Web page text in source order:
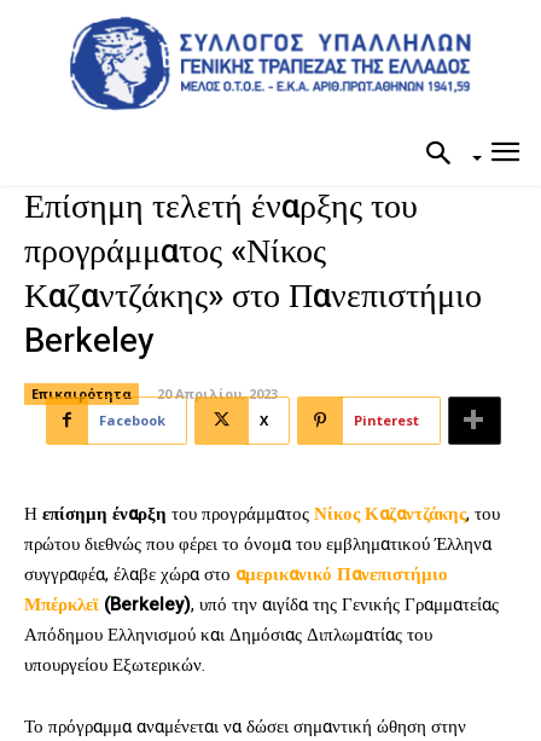
Επίσημη τελετή έναρξης του
προγράμματος «Νίκος
Καζαντζάκης» στο Πανεπιστήμιο
Berkeley
Επικαιρότητα
20 Απριλίου, 2023
Facebook
X Pinterest
Ηεπίσημη έναρξη του προγράμματοςΝίκος Καζαντζάκης, του
πρώτου διεθνώς που φέρει το όνομα του εμβληματικού Έλληνα
συγγραφέα, έλαβε χώρα στο αμερικανικό Πανεπιστήμιο
Μπέρκλεϊ (Berkeley), υπό την αιγίδα της Γενικής Γραμματείας
Απόδημου Ελληνισμού και Δημόσιας Διπλωματίας του
υπουργείου Εξωτερικών.
Το πρόγραμμα αναμένεται να δώσει σημαντική ώθηση στην